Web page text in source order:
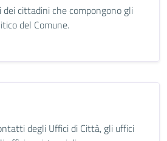
cittadini che compongono gli
del Comune.
degli Uffici di Città, gli uffici